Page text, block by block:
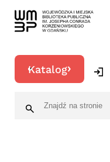
Katalog